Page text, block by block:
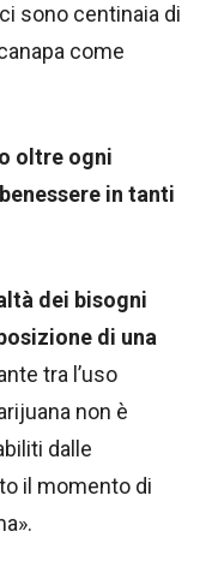
sono centinaia di
come
oltre ogni
in tanti
dei bisogni
di una
tra l’uso
non è
dalle
il momento di